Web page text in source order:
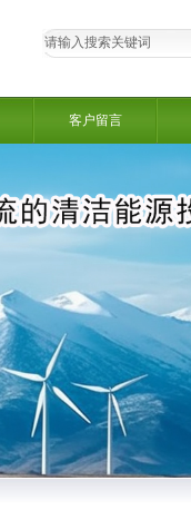
客户留言